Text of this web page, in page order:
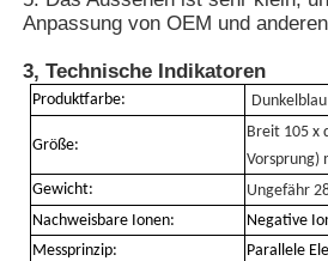
Kernstrahlungsdetektor
Persönliches Dosimeter
x-Strahln-Sensor
Anpassung von OEM und
3, Technische Indikatoren
Produktfarbe:
Größe:
Breit 105 x
Vorsprung)
Gewicht:
Ungefähr
Nachweisbare Ionen:
Negative
Messprinzip:
Parallele